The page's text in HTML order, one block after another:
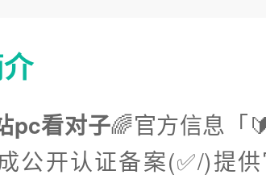
pc看对子🌈官方信息「
公开认证备案(✅/)提